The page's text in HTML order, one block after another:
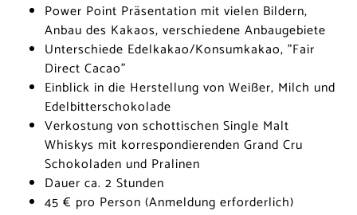
Power Point Präsentation mit vielen Bildern,
Anbau des Kakaos, verschiedene Anbaugebiete
Unterschiede Edelkakao/Konsumkakao, "Fair
Direct Cacao"
Einblick in die Herstellung von Weißer, Milch und
Edelbitterschokolade
Verkostung von schottischen Single Malt
Whiskys mit korrespondierenden Grand Cru
Schokoladen und Pralinen
Dauer ca. 2 Stunden
45 € pro Person (Anmeldung erforderlich)